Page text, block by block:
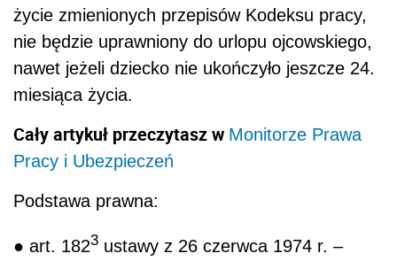
życie zmienionych przepisów Kodeksu pracy,
nie będzie uprawniony do urlopu ojcowskiego,
nawet jeżeli dziecko nie ukończyło jeszcze 24.
miesiąca życia.
Cały artykuł przeczytasz w Monitorze Prawa
Pracy i Ubezpieczeń
Podstawa prawna:
● art. 1823 ustawy z 26 czerwca 1974 r. –